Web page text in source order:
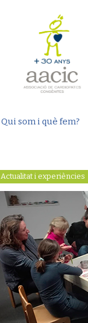
Qui som i què fem?
Actualitat i experiències